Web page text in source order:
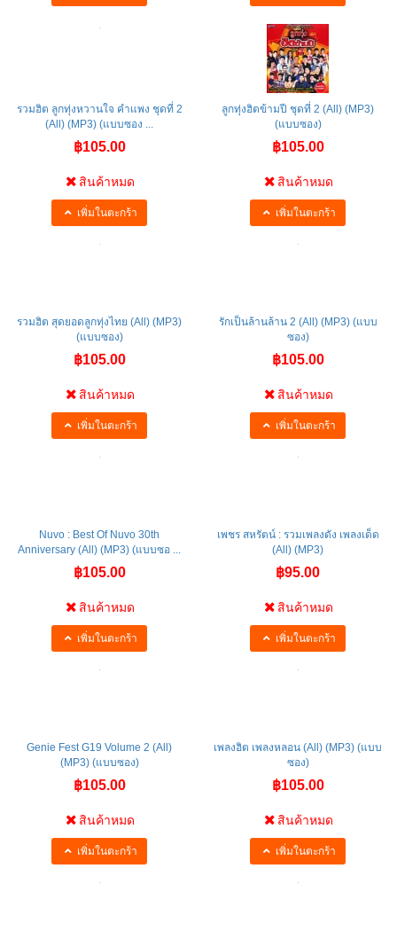
รวมฮิต ลูกทุ่งหวานใจ คำแพง ชุดที่ 2
(All) (MP3) (แบบซอง ...
สินค้าหมด
ลูกทุ่งฮิตข้ามปี ชุดที่ 2 (All) (MP3)
(แบบซอง)
สินค้าหมด
รวมฮิต สุดยอดลูกทุ่งไทย (All) (MP3)
(แบบซอง)
สินค้าหมด
รักเป็นล้านล้าน 2 (All) (MP3) (แบบ
ซอง)
สินค้าหมด
Nuvo : Best Of Nuvo 30th
Anniversary (All) (MP3) (แบบซอ ...
สินค้าหมด
เพชร สหรัตน์ : รวมเพลงดัง เพลงเด็ด
(All) (MP3)
สินค้าหมด
Genie Fest G19 Volume 2 (All)
(MP3) (แบบซอง)
สินค้าหมด
เพลงฮิต เพลงหลอน (All) (MP3) (แบบ
ซอง)
สินค้าหมด